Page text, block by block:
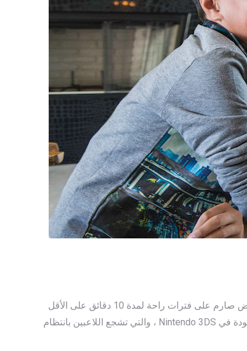
باستخدام شيء مثل Google Daydream، يوصي العديد من الأطباء بفرض صارم على فترات راحة لمدة 10 دقائق على الأقل
لكل ساعة من الاستخدام. يتماشى هذا بشكل وثيق مع التحذيرات الموجودة في Nintendo 3DS ، والتي تشجع اللاعبين بانتظام